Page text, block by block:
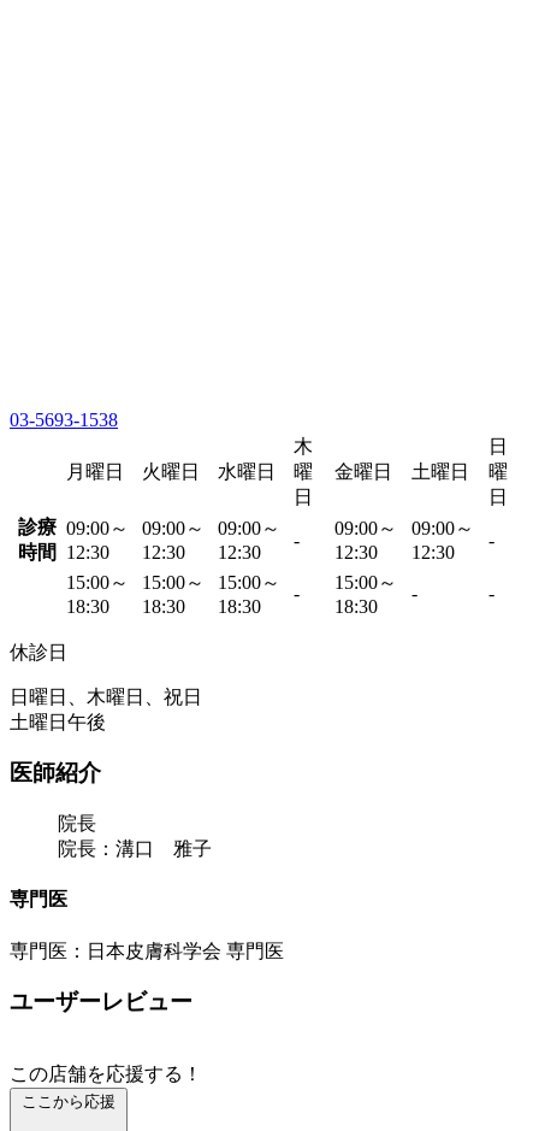
03-5693-1538
月曜日 火曜日 水曜日
木
曜
日
金曜日 土曜日
日
曜
日
診療
時間
09:00～
12:30
09:00～
12:30
09:00～
12:30
-
09:00～
12:30
09:00～
12:30
-
15:00～
18:30
15:00～
18:30
15:00～
18:30
-
15:00～
18:30
- -
休診日
日曜日、木曜日、祝日
土曜日午後
医師紹介
院長
院長：溝口 雅子
専門医
専門医：日本皮膚科学会 専門医
ユーザーレビュー
この店舗を応援する！
ここから応援